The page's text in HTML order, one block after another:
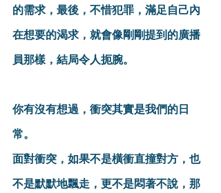
的需求，最後，不惜犯罪，滿足自己內
在想要的渴求，就會像剛剛提到的廣播
員那樣，結局令人扼腕。
你有沒有想過，衝突其實是我們的日
常。
面對衝突，如果不是橫衝直撞對方，也
不是默默地飄走，更不是悶著不說，那